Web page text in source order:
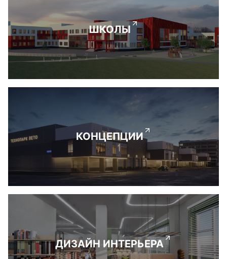
ШКОЛЫ
КОНЦЕПЦИИ
ДИЗАЙН ИНТЕРЬЕРА